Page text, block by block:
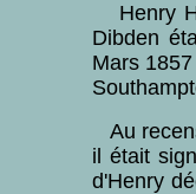
Henry
Dibden
Mars
Au
il était
d'Henry